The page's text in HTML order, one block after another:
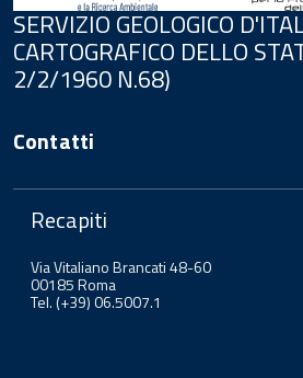
SERVIZIO GEOLOGICO
CARTOGRAFICO DELLO
2/2/1960 N.68)
Contatti
Recapiti
Via Vitaliano Brancati 48-60
00185 Roma
Tel. (+39) 06.5007.1